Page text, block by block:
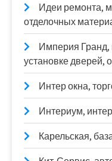
Идеи ремонта,
отделочных
Империя Гранд,
установке дверей,
Интер окна,
Интериум,
Карельская,